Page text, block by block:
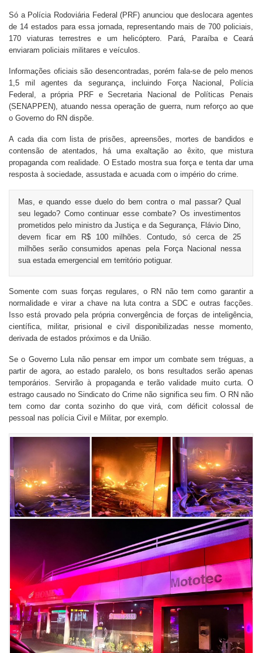
Só a Polícia Rodoviária Federal (PRF) anunciou que deslocara agentes
de 14 estados para essa jornada, representando mais de 700 policiais,
170 viaturas terrestres e um helicóptero. Pará, Paraíba e Ceará
enviaram policiais militares e veículos.
Informações oficiais são desencontradas, porém fala-se de pelo menos
1,5 mil agentes da segurança, incluindo Força Nacional, Polícia
Federal, a própria PRF e Secretaria Nacional de Políticas Penais
(SENAPPEN), atuando nessa operação de guerra, num reforço ao que
o Governo do RN dispõe.
A cada dia com lista de prisões, apreensões, mortes de bandidos e
contensão de atentados, há uma exaltação ao êxito, que mistura
propaganda com realidade. O Estado mostra sua força e tenta dar uma
resposta à sociedade, assustada e acuada com o império do crime.
Mas, e quando esse duelo do bem contra o mal passar? Qual
seu legado? Como continuar esse combate? Os investimentos
prometidos pelo ministro da Justiça e da Segurança, Flávio Dino,
devem ficar em R$ 100 milhões. Contudo, só cerca de 25
milhões serão consumidos apenas pela Força Nacional nessa
sua estada emergencial em território potiguar.
Somente com suas forças regulares, o RN não tem como garantir a
normalidade e virar a chave na luta contra a SDC e outras facções.
Isso está provado pela própria convergência de forças de inteligência,
científica, militar, prisional e civil disponibilizadas nesse momento,
derivada de estados próximos e da União.
Se o Governo Lula não pensar em impor um combate sem tréguas, a
partir de agora, ao estado paralelo, os bons resultados serão apenas
temporários. Servirão à propaganda e terão validade muito curta. O
estrago causado no Sindicato do Crime não significa seu fim. O RN não
tem como dar conta sozinho do que virá, com déficit colossal de
pessoal nas polícia Civil e Militar, por exemplo.